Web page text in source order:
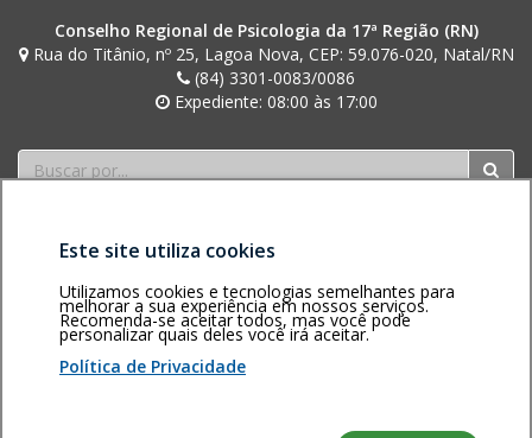
Conselho Regional de Psicologia da 17ª Região (RN)
Rua do Titânio, nº 25, Lagoa Nova, CEP: 59.076-020, Natal/RN
(84) 3301-0083/0086
Expediente: 08:00 às 17:00
Buscar
Área restritaPolítica de
privacidadePersonalização
de cookies
Este site utiliza cookies
Utilizamos cookies e tecnologias semelhantes para
melhorar a sua experiência em nossos serviços.
Recomenda-se aceitar todos, mas você pode
personalizar quais deles você irá aceitar.
Política de Privacidade